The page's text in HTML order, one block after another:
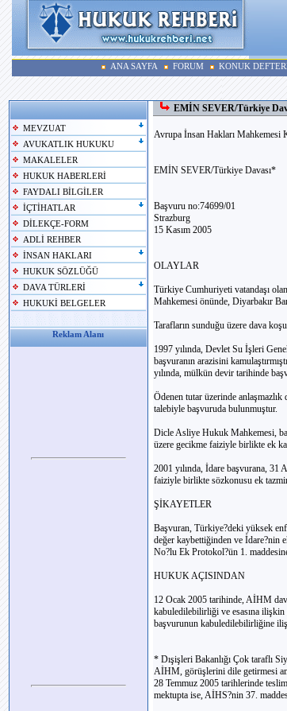
ANA SAYFA FORUM KONUK
MEVZUAT
AVUKATLIK HUKUKU
MAKALELER
HUKUK HABERLERİ
FAYDALI BİLGİLER
İÇTİHATLAR
DİLEKÇE-FORM
ADLİ REHBER
İNSAN HAKLARI
HUKUK SÖZLÜĞÜ
DAVA TÜRLERİ
HUKUKİ BELGELER
Reklam Alanı
EMİN SEVER/Türkiye
Avrupa İnsan Hakları Mahkemesi
EMİN SEVER/Türkiye Davası*
Başvuru no:74699/01
Strazburg
15 Kasım 2005
OLAYLAR
Türkiye Cumhuriyeti vatandaşı
Mahkemesi önünde, Diyarbakır
Tarafların sunduğu üzere dava
1997 yılında, Devlet Su İşleri
başvuranın arazisini
yılında, mülkün devir tarihinde
Ödenen tutar üzerinde
talebiyle başvuruda bulunmuştur.
Dicle Asliye Hukuk Mahkemesi,
üzere gecikme faiziyle birlikte ek
2001 yılında, İdare başvurana, 31
faiziyle birlikte sözkonusu ek
ŞİKAYETLER
Başvuran, Türkiye?deki yüksek
değer kaybettiğinden ve İdare?nin
No?lu Ek Protokol?ün 1.
HUKUK AÇISINDAN
12 Ocak 2005 tarihinde, AİHM
kabuledilebilirliği ve esasına
başvurunun kabuledilebilirliğine
* Dışişleri Bakanlığı Çok taraflı
AİHM, görüşlerini dile getirmesi
28 Temmuz 2005 tarihlerinde
mektupta ise, AİHS?nin 37.